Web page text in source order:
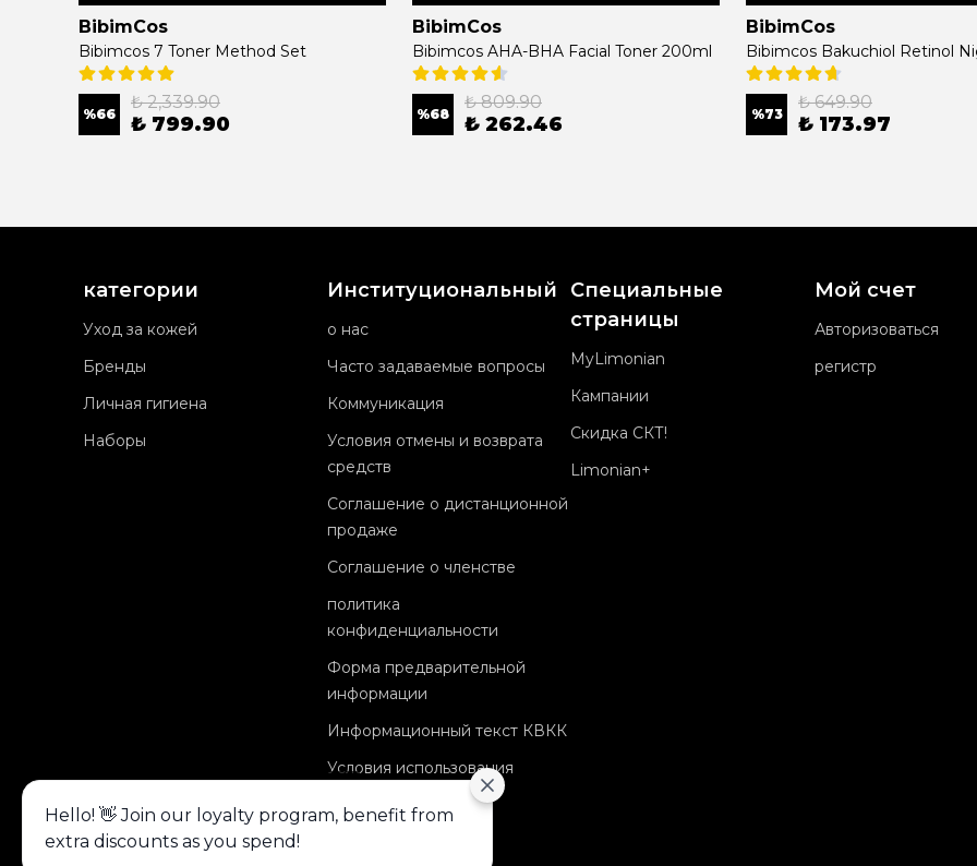
yasal düzenlemelere uygun çerezler
(cookies) kullanıyoruz. Detaylı bilgiye
BibimCos
Bibimcos 7 Toner Method Set
%66
₺ 2,339.90
₺ 799.90
BibimCos
Bibimcos AHA-BHA Facial Toner 200ml
%68
₺ 809.90
₺ 262.46
BibimCos
%73
₺ 649.90
₺ 173.97
категории
Уход за кожей
Бренды
Личная гигиена
Наборы
Институциональный
о нас
Часто задаваемые вопросы
Коммуникация
Условия отмены и возврата
средств
Соглашение о дистанционной
продаже
Соглашение о членстве
политика
конфиденциальности
Форма предварительной
информации
Информационный текст КВКК
Условия использования
Специальные
страницы
MyLimonian
Кампании
Скидка СКТ!
Limonian+
Мой счет
Авторизоваться
регистр
Hello! 👋 Join our loyalty program, benefit from
extra discounts as you spend!